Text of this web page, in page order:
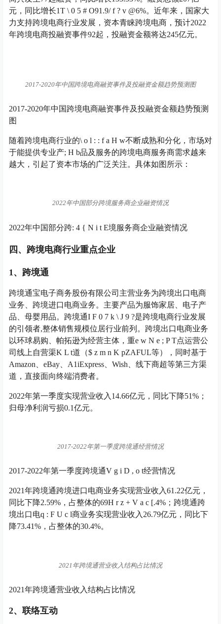
元，同比增长1T \ 0 5 # O91.9/ f ? v @6%。近年来，国家大
力支持跨境电商行业发展，资本青睐跨境电商，预计2022
年跨境电商投融资事件92起，投融资金额将达245亿元。
2017-2020年中国跨境电商融资事件及投融资金额趋势预测图
2017-2020年中国跨境电商融资事件及投融资金额趋势预测
图
随着跨境电商行业的\ o l : : f a H w不断成熟和分化，市场对
于能提供专业产; H b品及服务的跨境电商服务商需求越来
越大，引起了资本市场的广泛关注。具体如图所示：
2022年中国部分跨境服务商企业融资情况
2022年中国部分跨: 4 { N i t E境服务商企业融资情况
四、跨境电商行业重点企业
1、跨境通
跨境通宝电子商务股份有限公司主营业务为跨境出口电商
业务、跨境进口电商业务。主要产品为服饰家居、电子产
品、母婴用品。跨境通I F 0 7 k \ J 9 ?是跨境电商行业发展
的引领者,整体销售规模位居行业前列。跨境出口电商业务
以环球易购、帕拓逊为经营主体，重e w N e ; P T点运营公
司线上自营渠K L t道（$ z m n K pZAFUL等），同时基于
Amazon、eBay、A1iExpress、Wish、线下商超等第三方渠
道，直接面向终端消费者。
2022年第一季度实现营业收入14.66亿元，同比下降51%；
归母净利润亏损0.1亿元。
2017-2022年第一季度跨境通经营情况
2017-2022年第一季度跨境通V g i D , o t经营情况
2021年跨境通跨境进口电商业务实现营业收入61.22亿元，
同比下降2.59%，占整体的69H r z + V a c [.4%；跨境通跨
境出口电q : F U c l商业务实现营业收入26.79亿元，同比下
降73.41%，占整体的30.4%。
2021年跨境通营业收入结构占比情况
2021年跨境通营业收入结构占比情况
2、联络互动